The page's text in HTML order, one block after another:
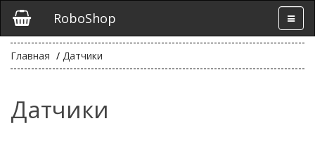
RoboShop
Главная Датчики
Датчики